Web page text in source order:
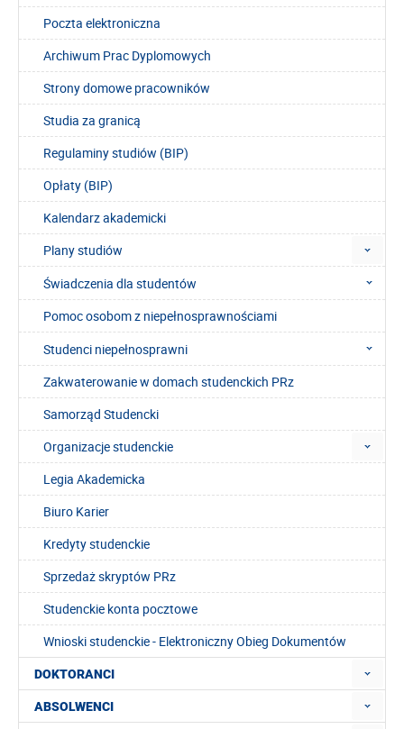
Poczta elektroniczna
Archiwum Prac Dyplomowych
Strony domowe pracowników
Studia za granicą
Regulaminy studiów (BIP)
Opłaty (BIP)
Kalendarz akademicki
Plany studiów
Świadczenia dla studentów
Pomoc osobom z niepełnosprawnościami
Studenci niepełnosprawni
Zakwaterowanie w domach studenckich PRz
Samorząd Studencki
Organizacje studenckie
Legia Akademicka
Biuro Karier
Kredyty studenckie
Sprzedaż skryptów PRz
Studenckie konta pocztowe
Wnioski studenckie - Elektroniczny Obieg Dokumentów
DOKTORANCI
ABSOLWENCI